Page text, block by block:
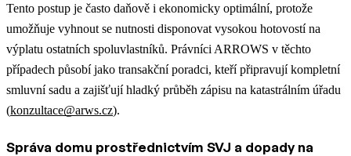
Tento postup je často daňově i ekonomicky optimální, protože
umožňuje vyhnout se nutnosti disponovat vysokou hotovostí na
výplatu ostatních spoluvlastníků. Právníci ARROWS v těchto
případech působí jako transakční poradci, kteří připravují kompletní
smluvní sadu a zajišťují hladký průběh zápisu na katastrálním úřadu
(konzultace@arws.cz).
Správa domu prostřednictvím SVJ a dopady na